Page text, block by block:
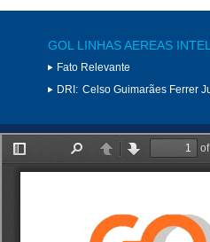
GOL LINHAS AEREAS
Fato Relevante
DRI: Celso Guimarães Ferrer